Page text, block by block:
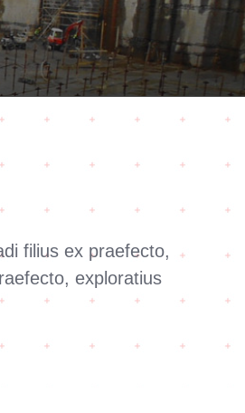
filius ex praefecto,
exploratius